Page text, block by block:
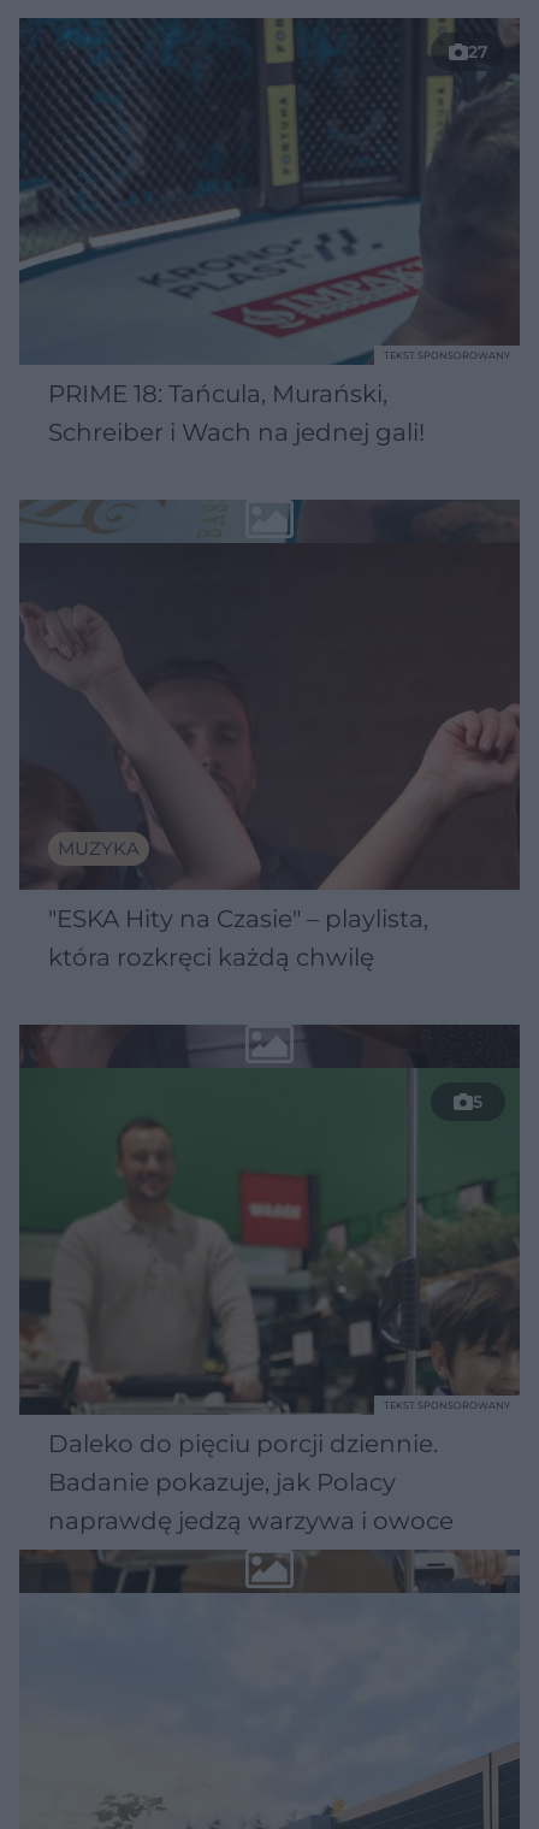
27
PRIME 18: Tańcula, Murański,
Schreiber i Wach na jednej gali!
TEKST SPONSOROWANY
MUZYKA
"ESKA Hity na Czasie" – playlista,
która rozkręci każdą chwilę
5
Daleko do pięciu porcji dziennie.
Badanie pokazuje, jak Polacy
naprawdę jedzą warzywa i owoce
TEKST SPONSOROWANY